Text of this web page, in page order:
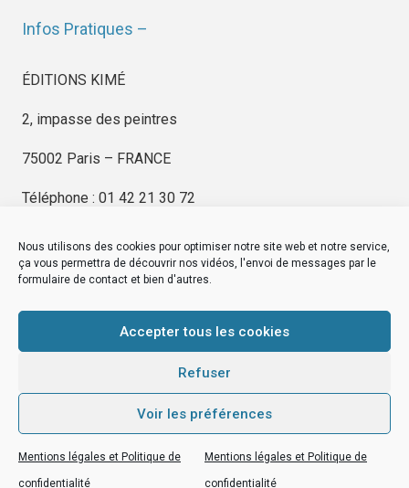
Nous utilisons des cookies pour optimiser notre site web et notre service,
ça vous permettra de découvrir nos vidéos, l'envoi de messages par le
formulaire de contact et bien d'autres.
Accepter tous les cookies
Refuser
Voir les préférences
Mentions légales et Politique de
confidentialité
Mentions légales et Politique de
confidentialité
Infos Pratiques –
ÉDITIONS KIMÉ
2, impasse des peintres
75002 Paris – FRANCE
Téléphone : 01 42 21 30 72
EDITIONS KIMÉ
Mentions Légales
© byeDovel.com
editionskime.fr
EDITIONS KIMÉ Mentions Légales © byeDovel.com